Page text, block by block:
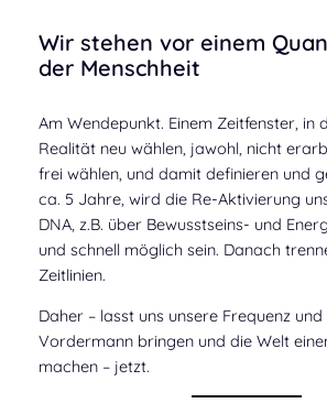
Wir stehen vor einem
der Menschheit
Am Wendepunkt. Einem Zeitfenster, in
Realität neu wählen, jawohl, nicht
frei wählen, und damit definieren und
ca. 5 Jahre, wird die Re-Aktivierung
DNA, z.B. über Bewusstseins- und
und schnell möglich sein. Danach
Zeitlinien.
Daher – lasst uns unsere Frequenz
Vordermann bringen und die Welt
machen – jetzt.